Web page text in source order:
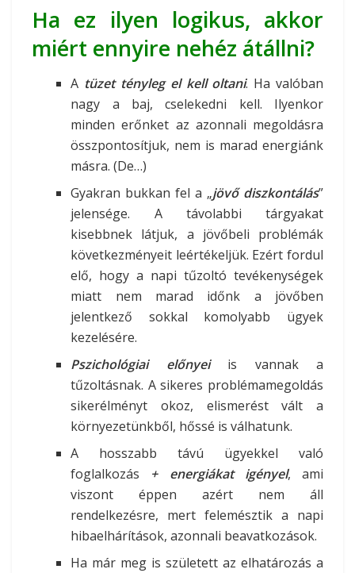
Ha ez ilyen logikus, akkor
miért ennyire nehéz átállni?
A tüzet tényleg el kell oltani. Ha valóban
nagy a baj, cselekedni kell. Ilyenkor
minden erőnket az azonnali megoldásra
összpontosítjuk, nem is marad energiánk
másra. (De…)
Gyakran bukkan fel a „jövő diszkontálás”
jelensége. A távolabbi tárgyakat
kisebbnek látjuk, a jövőbeli problémák
következményeit leértékeljük. Ezért fordul
elő, hogy a napi tűzoltó tevékenységek
miatt nem marad időnk a jövőben
jelentkező sokkal komolyabb ügyek
kezelésére.
Pszichológiai előnyei is vannak a
tűzoltásnak. A sikeres problémamegoldás
sikerélményt okoz, elismerést vált a
környezetünkből, hőssé is válhatunk.
A hosszabb távú ügyekkel való
foglalkozás + energiákat igényel, ami
viszont éppen azért nem áll
rendelkezésre, mert felemésztik a napi
hibaelhárítások, azonnali beavatkozások.
Ha már meg is született az elhatározás a